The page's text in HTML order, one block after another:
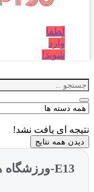
لطفا
وارد
شوید!
نتیجه ای یافت نشد!
دیدن همه نتایج
E13-ورزشگاه های المپیک پکن (NXPowerLite)